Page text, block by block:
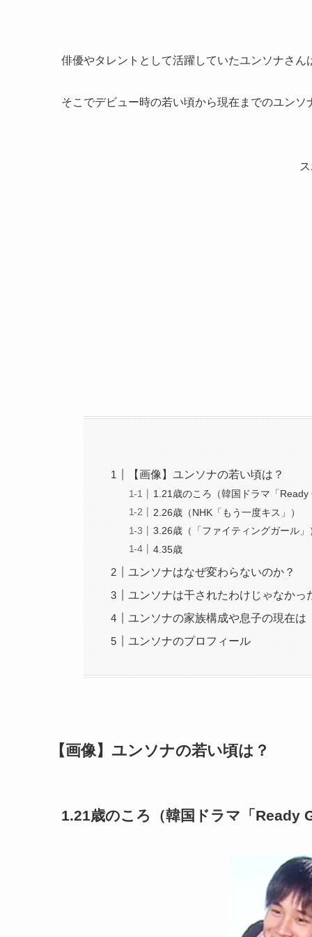
俳優やタレントとして活躍していたユンソナさ
そこでデビュー時の若い頃から現在までのユン
【画像】ユンソナの若い頃は？
1.21歳のころ（韓国ドラマ「Ready
2.26歳（NHK「もう一度キス」）
3.26歳（「ファイティングガール」
4.35歳
ユンソナはなぜ変わらないのか？
ユンソナは干されたわけじゃなかっ
ユンソナの家族構成や息子の現在は
ユンソナのプロフィール
【画像】ユンソナの若い頃は？
1.21歳のころ（韓国ドラマ「Ready